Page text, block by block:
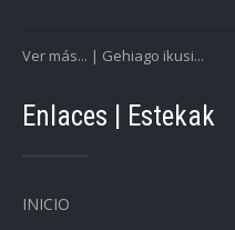
Ver más... | Gehiago ikusi...
Enlaces | Estekak
INICIO